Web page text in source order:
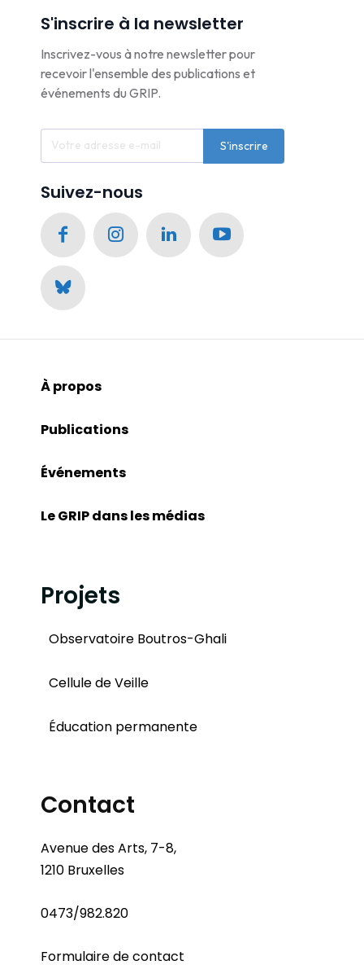
S'inscrire à la newsletter
Inscrivez-vous à notre newsletter pour
recevoir l'ensemble des publications et
événements du GRIP.
S'inscrire
Suivez-nous
À propos
Publications
Événements
Le GRIP dans les médias
Projets
Observatoire Boutros-Ghali
Cellule de Veille
Éducation permanente
Contact
Avenue des Arts, 7-8,
1210 Bruxelles
0473/982.820
Formulaire de contact